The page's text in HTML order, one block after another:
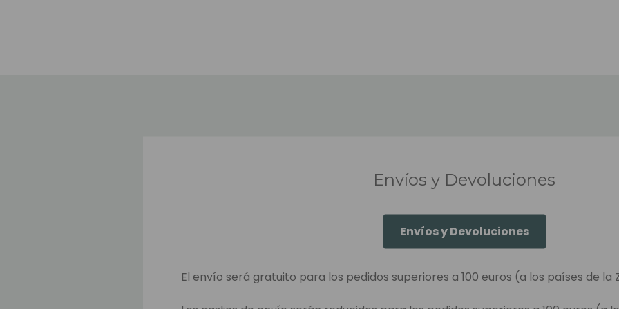
Envíos y Devoluciones
Envíos y Devoluciones
El envío será gratuito para los pedidos superiores a 100 euros (a los países de la